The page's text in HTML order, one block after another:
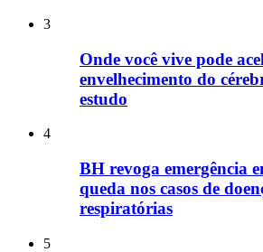
3
Onde você vive pode
envelhecimento do
estudo
4
BH revoga emergência
queda nos casos de
respiratórias
5